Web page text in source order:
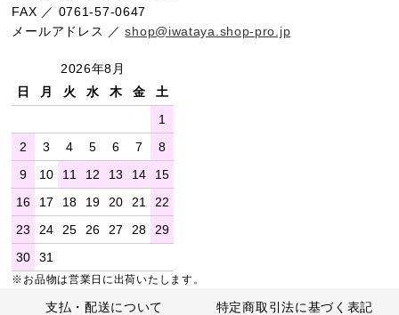
FAX ／ 0761-57-0647
メールアドレス ／shop@iwataya.shop-pro.jp
2026年8月
日
月 火 水 木 金
土
1
2
3 4 5 6 7
8
9
10 11 12 13 14
15
16
17 18 19 20 21
22
23
24 25 26 27 28
29
30
31
※お品物は営業日に出荷いたします。
支払・配送について 特定商取引法に基づく表記